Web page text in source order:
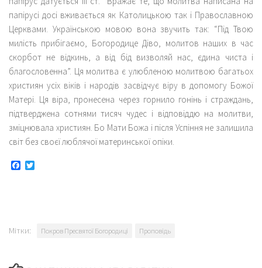
папірусі досі вживається як Католицькою так і Православною
Церквами. Українською мовою вона звучить так: “Під Твою
милість прибігаємо, Богородице Діво, молитов наших в час
скорбот не відкинь, а від бід визволяй нас, єдина чиста і
благословенна”. Ця молитва є улюбленою молитвою багатьох
християн усіх віків і народів засвідчує віру в допомогу Божої
Матері. Ця віра, пронесена через горнило гонінь і страждань,
підтверджена сотнями тисяч чудес і відповіддю на молитви,
зміцнювала християн. Бо Мати Божа і після Успіння не залишила
світ без своєї люблячої материнської опіки.
Facebook
Мітки: Покров Пресвятої Богородиці Проповідь